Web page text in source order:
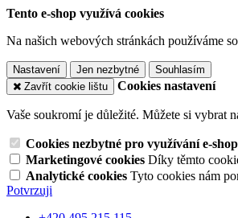
Tento e-shop využívá cookies
Na našich webových stránkách používáme
Nastavení Jen nezbytné
Souhlasím
Zavřít cookie lištu
Cookies nastavení
Vaše soukromí je důležité. Můžete si vybrat
Cookies nezbytné pro využívání e-
Marketingové cookies Díky těmto
Analytické cookies Tyto cookies nám
Potvrzuji